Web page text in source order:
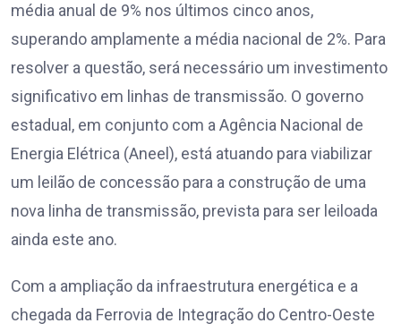
média anual de 9% nos últimos cinco anos,
superando amplamente a média nacional de 2%. Para
resolver a questão, será necessário um investimento
significativo em linhas de transmissão. O governo
estadual, em conjunto com a Agência Nacional de
Energia Elétrica (Aneel), está atuando para viabilizar
um leilão de concessão para a construção de uma
nova linha de transmissão, prevista para ser leiloada
ainda este ano.
Com a ampliação da infraestrutura energética e a
chegada da Ferrovia de Integração do Centro-Oeste